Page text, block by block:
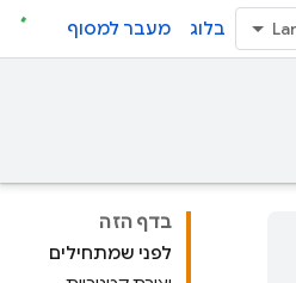
בלוג מעבר למסוף
בדף הזה
לפני שמתחילים